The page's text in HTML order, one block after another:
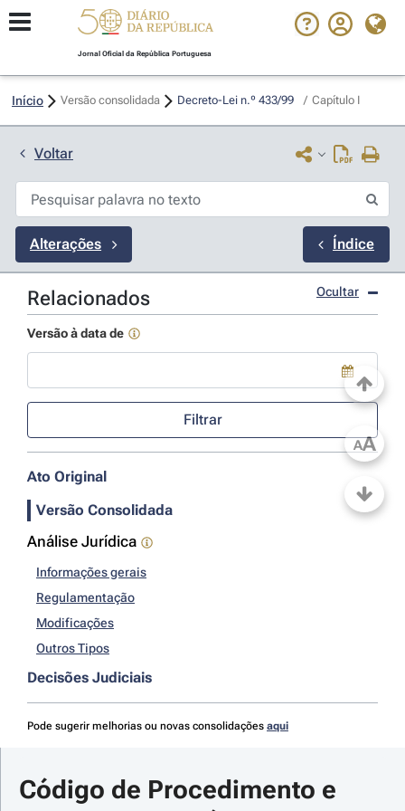
Jornal Oficial da República Portuguesa
Início Versão consolidada Decreto-Lei n.º 433/99 / Capítulo I
Voltar
Alterações Índice
Relacionados Ocultar
Versão à data de
Use a tecla de seta para baixo para abrir o calendário; Use as
Filtrar
Ato Original
Versão Consolidada
Análise Jurídica
Informações gerais
Regulamentação
Modificações
Outros Tipos
Decisões Judiciais
Pode sugerir melhorias ou novas consolidações aqui
Código de Procedimento e
AA